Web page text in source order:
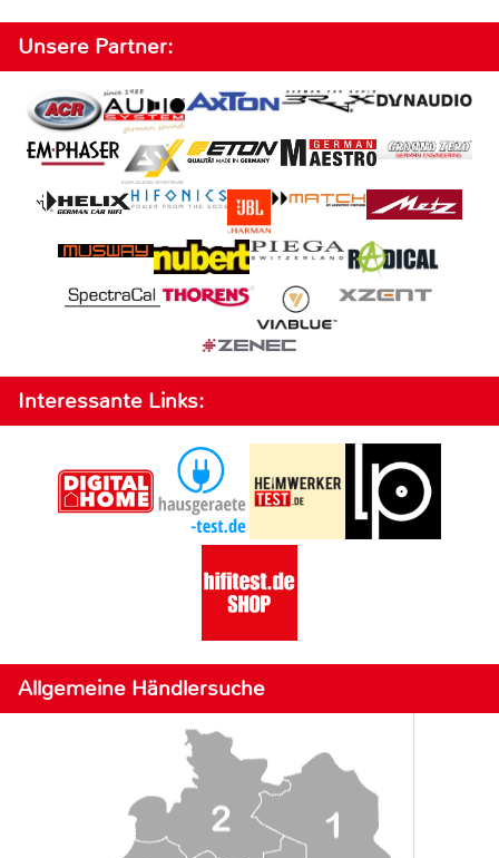
Unsere Partner:
Interessante Links:
Allgemeine Händlersuche